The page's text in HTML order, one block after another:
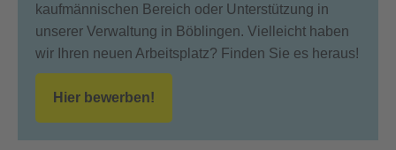
kaufmännischen Bereich oder Unterstützung in
unserer Verwaltung in Böblingen. Vielleicht haben
wir Ihren neuen Arbeitsplatz? Finden Sie es heraus!
Hier bewerben!